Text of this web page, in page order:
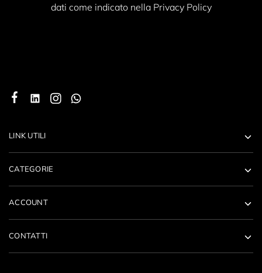
dati come indicato nella Privacy Policy
LINK UTILI
CATEGORIE
ACCOUNT
CONTATTI